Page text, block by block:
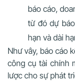
báo cáo,
từ đó dự
hạn và dài
Như vây, báo cáo
công cụ tài chính
lược cho sự phát